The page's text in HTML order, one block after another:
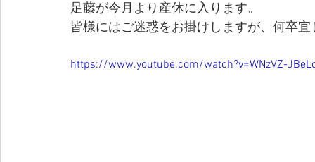
足藤が今月より産休に入ります。
皆様にはご迷惑をお掛けしますが、何卒
https://www.youtube.com/watch?v=WNzVZ-